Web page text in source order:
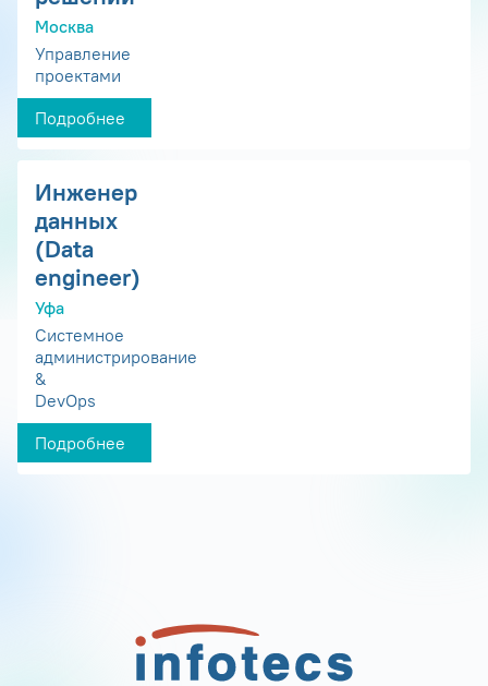
Москва
Управление
проектами
Подробнее
Инженер
данных
(Data
engineer)
Уфа
Системное
администрирование
&
DevOps
Подробнее